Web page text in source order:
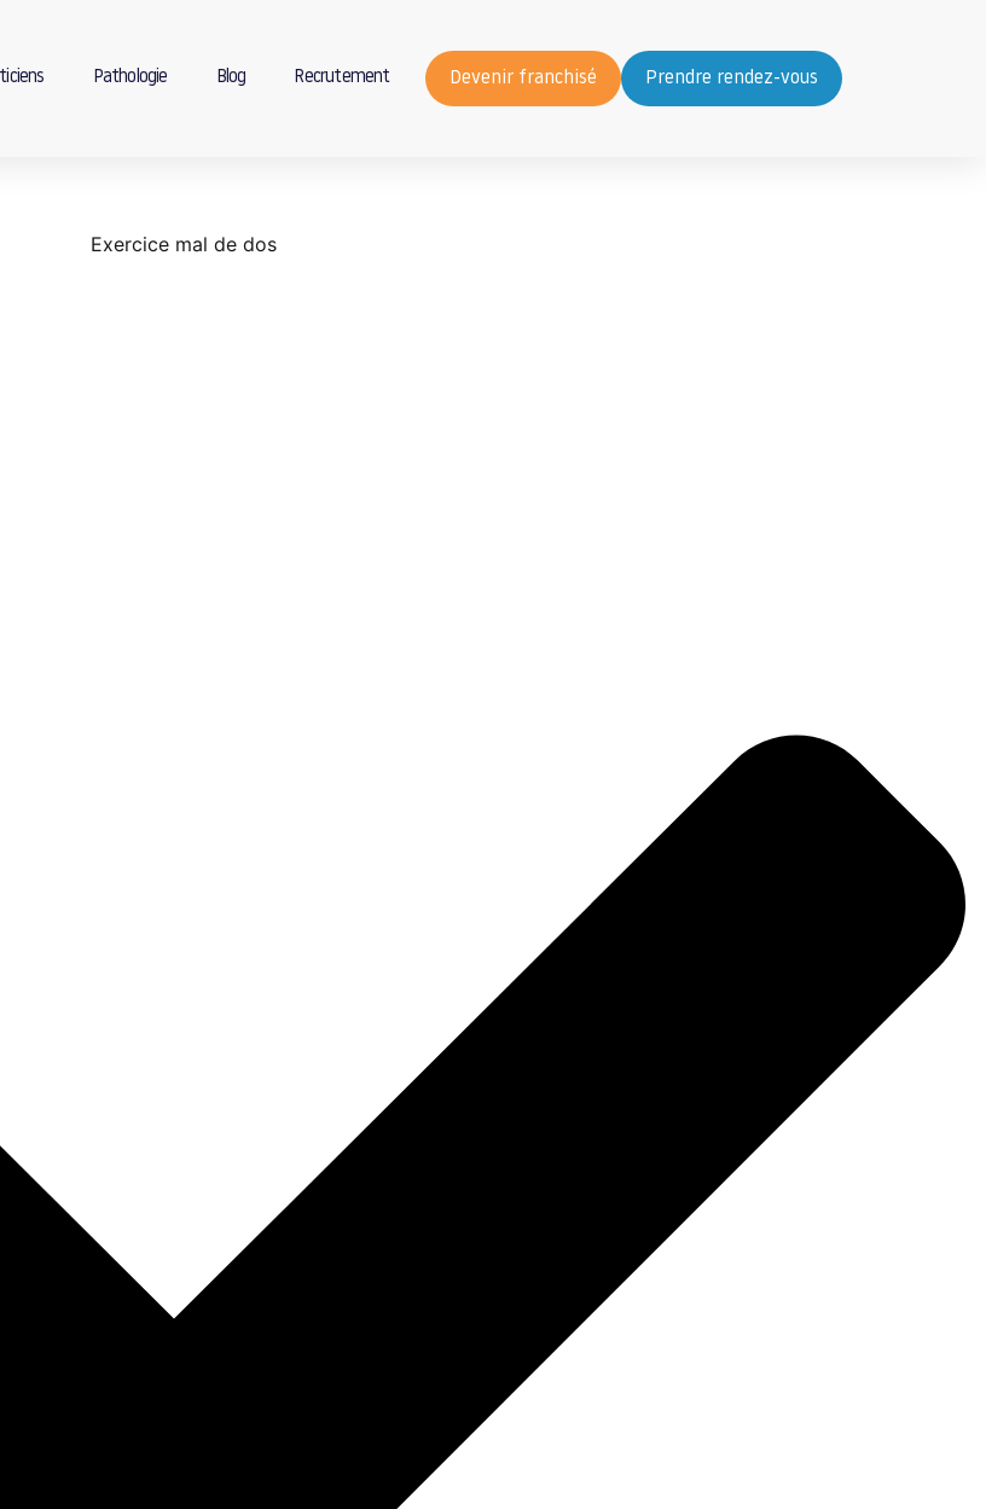
Pathologie Blog Recrutement Devenir franchisé Prendre rendez-vous